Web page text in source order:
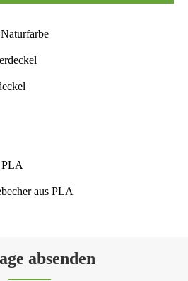
PLA
aus PLA
absenden